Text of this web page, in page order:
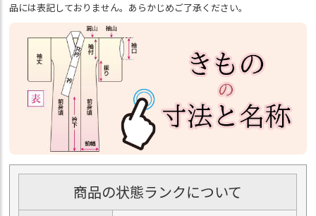
品には表記しておりません。あらかじめご了承ください。
商品の状態ランクについて